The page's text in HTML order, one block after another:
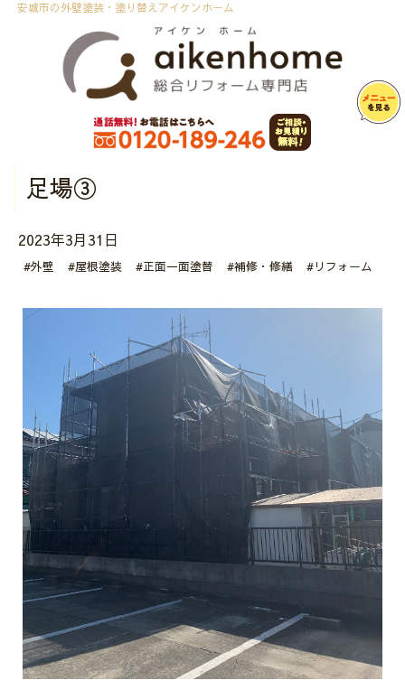
安城市の外壁塗装・塗り替えアイケンホーム
足場③
2023年3月31日
#外壁 #屋根塗装 #正面一面塗替 #補修・修繕 #リフォーム